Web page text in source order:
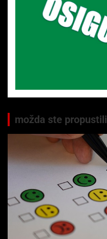
možda ste propustili